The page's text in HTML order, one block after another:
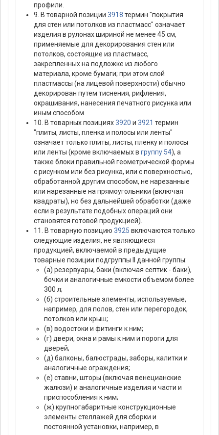
профили.
9. В товарной позиции 3918 термин "покрытия
для стен или потолков из пластмасс" означает
изделия в рулонах шириной не менее 45 см,
применяемые для декорирования стен или
потолков, состоящие из пластмасс,
закрепленных на подложке из любого
материала, кроме бумаги; при этом слой
пластмассы (на лицевой поверхности) обычно
декорирован путем тиснения, рифления,
окрашивания, нанесения печатного рисунка или
иным способом.
10. В товарных позициях3920 и 3921 термин
"плиты, листы, пленка и полосы или ленты"
означает только плиты, листы, пленку и полосы
или ленты (кроме включаемых в группу 54), а
также блоки правильной геометрической формы
с рисунком или без рисунка, или с поверхностью,
обработанной другим способом, не нарезанные
или нарезанные на прямоугольники (включая
квадраты), но без дальнейшей обработки (даже
если в результате подобных операций они
становятся готовой продукцией).
11. В товарную позицию 3925 включаются только
следующие изделия, не являющиеся
продукцией, включаемой в предыдущие
товарные позиции подгруппы II данной группы:
(а) резервуары, баки (включая септик - баки),
бочки и аналогичные емкости объемом более
300 л;
(б) строительные элементы, используемые,
например, для полов, стен или перегородок,
потолков или крыш;
(в) водостоки и фитинги к ним;
(г) двери, окна и рамы к ним и пороги для
дверей;
(д) балконы, балюстрады, заборы, калитки и
аналогичные ограждения;
(е) ставни, шторы (включая венецианские
жалюзи) и аналогичные изделия и части и
приспособления к ним;
(ж) крупногабаритные конструкционные
элементы стеллажей для сборки и
постоянной установки, например, в